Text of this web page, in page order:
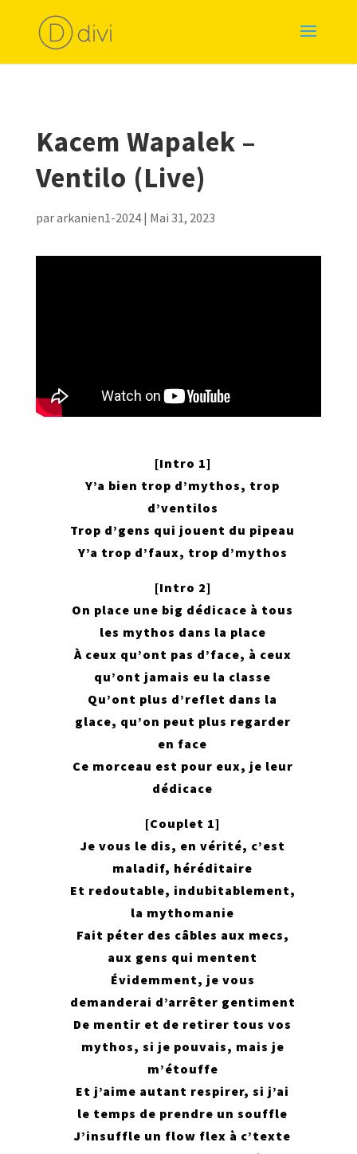
Kacem Wapalek –
Ventilo (Live)
pararkanien1-2024| Mai 31, 2023
[Intro 1]
Y’a bien trop d’mythos, trop
d’ventilos
Trop d’gens qui jouent du pipeau
Y’a trop d’faux, trop d’mythos
[Intro 2]
On place une big dédicace à tous
les mythos dans la place
À ceux qu’ont pas d’face, à ceux
qu’ont jamais eu la classe
Qu’ont plus d’reflet dans la
glace, qu’on peut plus regarder
en face
Ce morceau est pour eux, je leur
dédicace
[Couplet 1]
Je vous le dis, en vérité, c’est
maladif, héréditaire
Et redoutable, indubitablement,
la mythomanie
Fait péter des câbles aux mecs,
aux gens qui mentent
Évidemment, je vous
demanderai d’arrêter gentiment
De mentir et de retirer tous vos
mythos, si je pouvais, mais je
m’étouffe
Et j’aime autant respirer, si j’ai
le temps de prendre un souffle
J’insuffle un flow flex à c’texte